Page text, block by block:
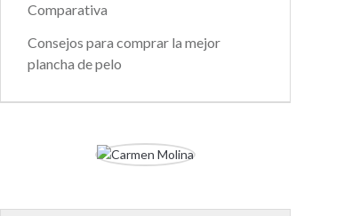
Comparativa
Consejos para comprar la mejor
plancha de pelo